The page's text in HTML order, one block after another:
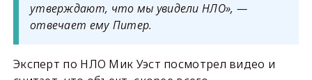
утверждают, что мы увидели НЛО», —
отвечает ему Питер.
Эксперт по НЛО Мик Уэст посмотрел видео и